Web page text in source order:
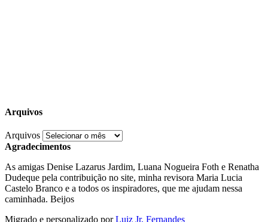
Arquivos
Arquivos
Agradecimentos
As amigas Denise Lazarus Jardim, Luana Nogueira Foth e Renatha
Dudeque pela contribuição no site, minha revisora Maria Lucia
Castelo Branco e a todos os inspiradores, que me ajudam nessa
caminhada. Beijos
Migrado e personalizado porLuiz Jr. Fernandes